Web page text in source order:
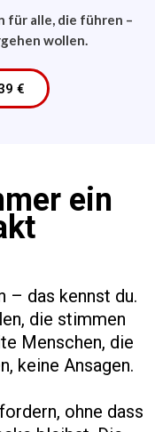
für alle, die führen –
wollen.
€
ein
– das kennst du.
die stimmen
Menschen, die
keine Ansagen.
ohne dass